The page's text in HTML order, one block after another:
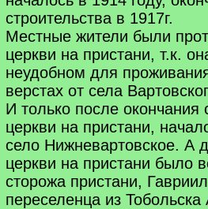
строительства в 1917г.
Местные жители были
церкви на пристани, т.к.
неудобном для
верстах от села
И только после окончания
церкви на пристани,
село Нижневартовское. А
церкви на пристани было
сторожа пристани,
переселенца из